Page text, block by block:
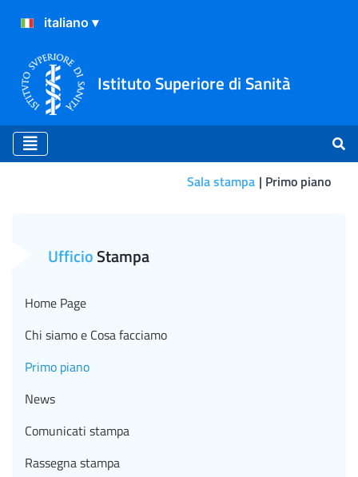
Istituto Superiore di Sanità
Sala stampa Primo piano
UfficioStampa
Home Page
Chi siamo e Cosa facciamo
Primo piano
News
Comunicati stampa
Rassegna stampa